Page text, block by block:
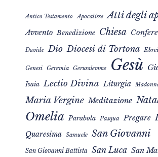
Antico Testamento Apocalisse Atti degli
Avvento Benedizione Chiesa
Davide Dio Diocesi di Tortona Ebrei
Genesi Geremia Gerusalemme Gesù
Isaia Lectio Divina Liturgia
Maria Vergine Meditazione
Omelia Parabola Pasqua Pregare
Quaresima Samuele San Giovanni
San Giovanni Battista San Luca San